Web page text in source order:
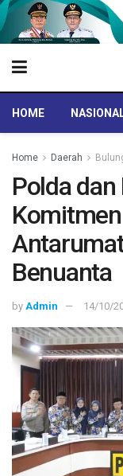
HOME
Home Daerah
Polda dan
Benuanta
by Admin 14/10/